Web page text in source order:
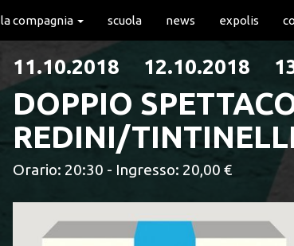
la compagnia scuola news expolis
11.10.2018 12.10.2018
DOPPIO
REDINI/
Orario: 20:30 - Ingresso: 20,00 €